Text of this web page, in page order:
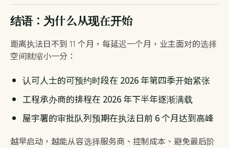
结语：为什么从现在开始
距离执法日不到 11 个月，每延迟一个月，业主面对的选择
空间就缩小一分：
认可人士的可预约时段在 2026 年第四季开始紧张
工程承办商的排程在 2026 年下半年逐渐满载
屋宇署的审批队列预期在执法日前 6 个月达到高峰
越早启动，越能从容选择服务商、控制成本、避免最后阶